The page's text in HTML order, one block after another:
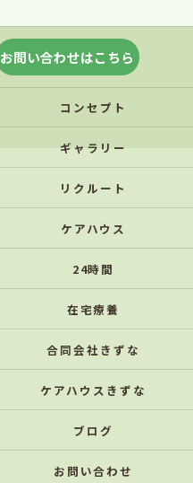
お問い合わせはこちら
コンセプト
ギャラリー
リクルート
ケアハウス
24時間
在宅療養
合同会社きずな
ケアハウスきずな
ブログ
お問い合わせ